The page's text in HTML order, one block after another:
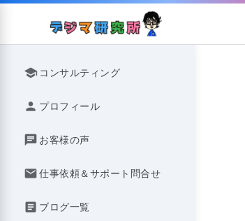
Skip
school コンサルティング
person プロフィール
chat お客様の声
mail仕事依頼＆サポート問合せ
article ブログ一覧